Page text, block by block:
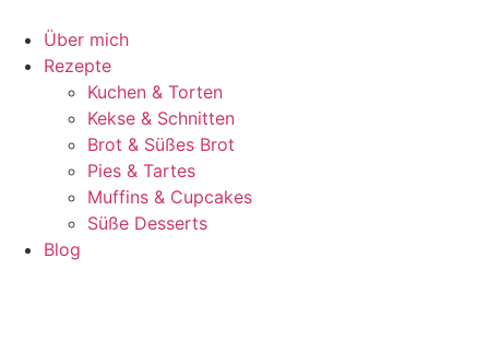
Inhalt
springen
Über mich
Rezepte
Kuchen & Torten
Kekse & Schnitten
Brot & Süßes Brot
Pies & Tartes
Muffins & Cupcakes
Süße Desserts
Blog